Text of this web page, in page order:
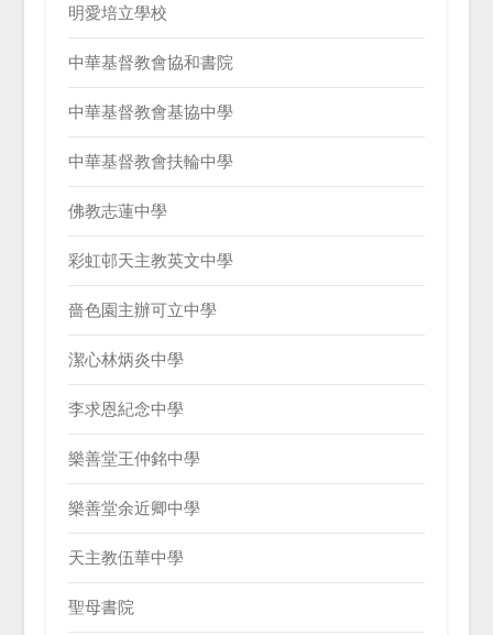
明愛培立學校
中華基督教會協和書院
中華基督教會基協中學
中華基督教會扶輪中學
佛教志蓮中學
彩虹邨天主教英文中學
嗇色園主辦可立中學
潔心林炳炎中學
李求恩紀念中學
樂善堂王仲銘中學
樂善堂余近卿中學
天主教伍華中學
聖母書院